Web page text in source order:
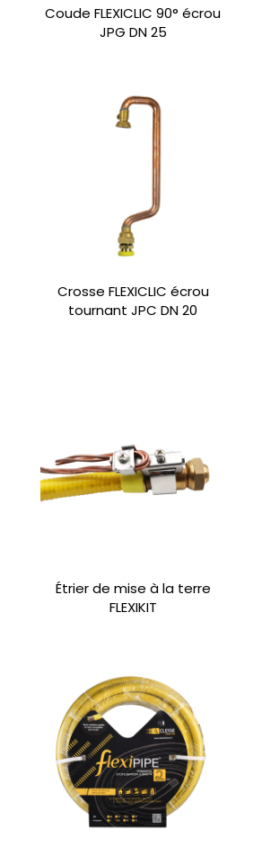
Coude FLEXICLIC 90° écrou
JPG DN 25
Crosse FLEXICLIC écrou
tournant JPC DN 20
Étrier de mise à la terre
FLEXIKIT